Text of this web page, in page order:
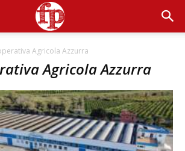
Agricola Azzurra
Agricola Azzurra